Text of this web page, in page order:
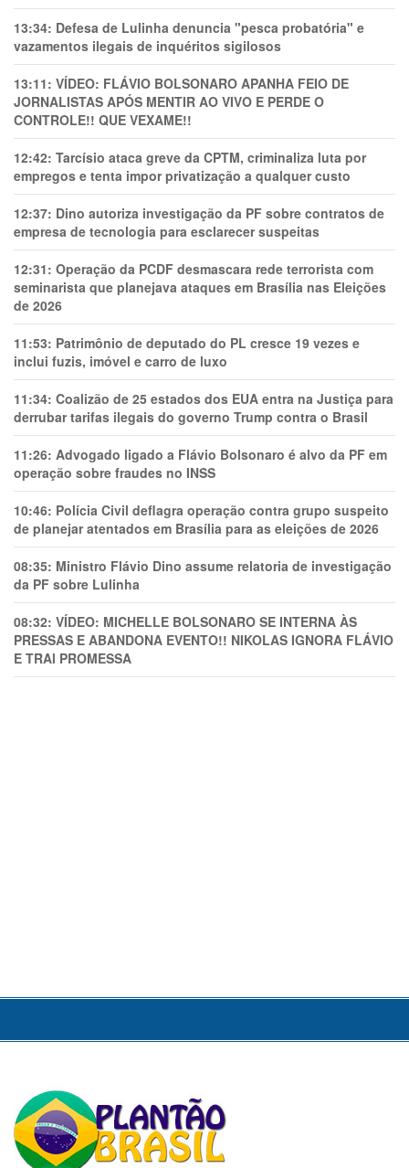
13:34: Defesa de Lulinha denuncia "pesca probatória" e
vazamentos ilegais de inquéritos sigilosos
13:11: VÍDEO: FLÁVIO BOLSONARO APANHA FEIO DE
JORNALISTAS APÓS MENTIR AO VIVO E PERDE O
CONTROLE!! QUE VEXAME!!
12:42: Tarcísio ataca greve da CPTM, criminaliza luta por
empregos e tenta impor privatização a qualquer custo
12:37: Dino autoriza investigação da PF sobre contratos de
empresa de tecnologia para esclarecer suspeitas
12:31: Operação da PCDF desmascara rede terrorista com
seminarista que planejava ataques em Brasília nas Eleições
de 2026
11:53: Patrimônio de deputado do PL cresce 19 vezes e
inclui fuzis, imóvel e carro de luxo
11:34: Coalizão de 25 estados dos EUA entra na Justiça para
derrubar tarifas ilegais do governo Trump contra o Brasil
11:26: Advogado ligado a Flávio Bolsonaro é alvo da PF em
operação sobre fraudes no INSS
10:46: Polícia Civil deflagra operação contra grupo suspeito
de planejar atentados em Brasília para as eleições de 2026
08:35: Ministro Flávio Dino assume relatoria de investigação
da PF sobre Lulinha
08:32: VÍDEO: MICHELLE BOLSONARO SE INTERNA ÀS
PRESSAS E ABANDONA EVENTO!! NIKOLAS IGNORA FLÁVIO
E TRAl PROMESSA